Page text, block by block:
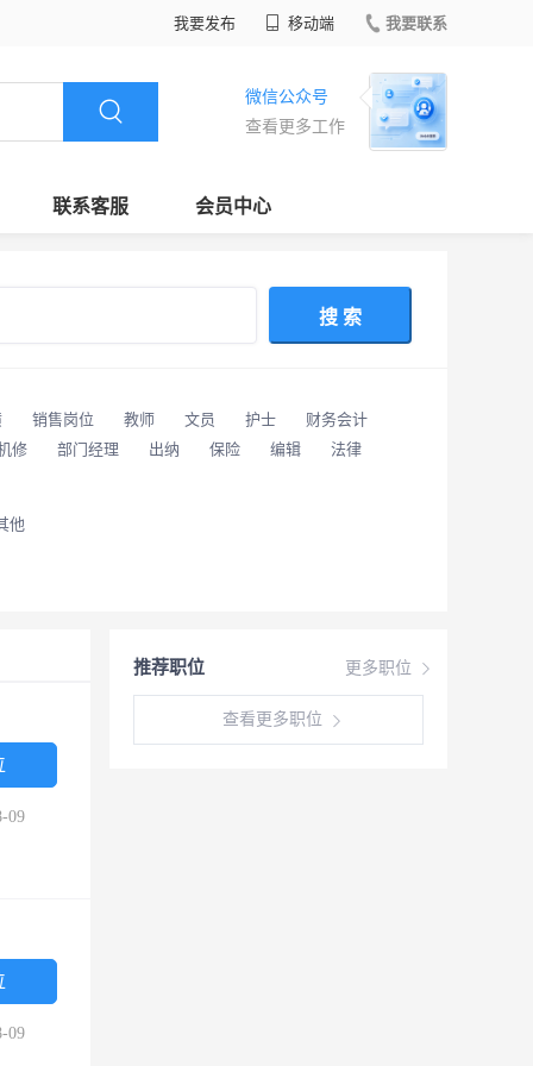
我要发布 移动端 我要联系
微信公众号
查看更多工作
联系客服 会员中心
搜 索
销售岗位 教师 文员 护士
财务会计
修 部门经理 出纳 保险 编辑
法律
他
更多职位
推荐职位
查看更多职位
09
09